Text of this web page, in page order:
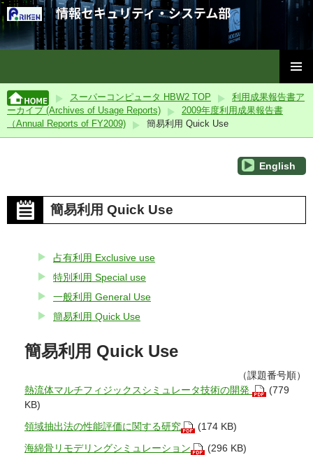
ニュー
ン
テ
ン
ツ
ッ
スーパーコンピュータ HBW2 TOP
利用成果報告書ア
ーカイブ (Archives of Usage Reports)
2009年度利用成果報告書
（Annual Reports of FY2009)
簡易利用 Quick Use
English
簡易利用 Quick Use
占有利用 Exclusive use
特別利用 Special use
一般利用 General Use
簡易利用 Quick Use
簡易利用 Quick Use
（課題番号順）
熱流体マルチフィジックスシミュレータ技術の開発
(779
KB)
領域抽出法の性能評価に関する研究
(174 KB)
海綿骨リモデリングシミュレーション
(296 KB)